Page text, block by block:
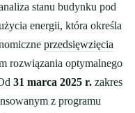
stanu budynku pod
energii, która określa
przedsięwzięcia
rozwiązania optymalnego
31 marca 2025 r. zakres
z programu